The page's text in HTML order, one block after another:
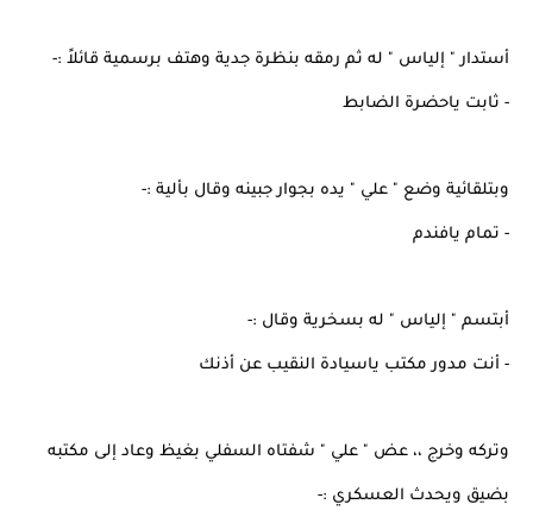
أستدار " إلياس " له ثم رمقه بنظرة جدية وهتف برسمية قائلاً :-
- ثابت ياحضرة الضابط
وبتلقائية وضع " علي " يده بجوار جبينه وقال بألية :-
- تمام يافندم
أبتسم " إلياس " له بسخرية وقال :-
- أنت مدور مكتب ياسيادة النقيب عن أذنك
وتركه وخرج ،، عض " علي " شفتاه السفلي بغيظ وعاد إلى مكتبه
بضيق ويحدث العسكري :-